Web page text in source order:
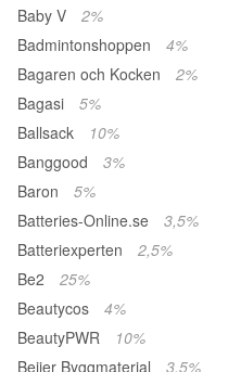
Baby V
2%
Badmintonshoppen
4%
Bagaren och Kocken
2%
Bagasi
5%
Ballsack
10%
Banggood
3%
Baron
5%
Batteries-Online.se
3,5%
Batteriexperten
2,5%
Be2
25%
Beautycos
4%
BeautyPWR
10%
Beijer Byggmaterial
3,5%